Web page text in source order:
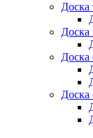
Доска
Доска
Доска
Доска